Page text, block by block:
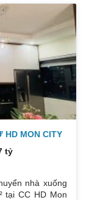
thể như sau:
ngủ 3WC DT:
trung. Phòng
và sử dụng tốt.
HD MON CITY
tỷ
nhà xuống
tại CC HD Mon